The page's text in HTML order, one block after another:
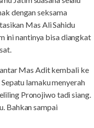
dengan seksama
Mas Ali Sahidu
ini nantinya bisa diangkat
Mas Adit kembali ke
lamaku menyerah
Pronojiwo tadi siang.
Bahkan sampai